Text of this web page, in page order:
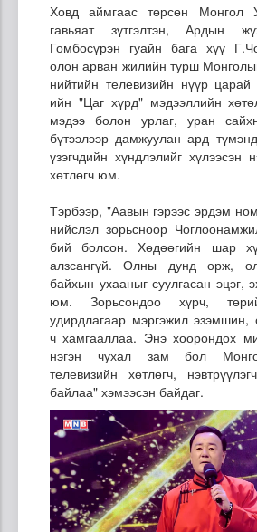
Ховд аймгаас төрсөн Монгол
гавьяат зүтгэлтэн, Ардын
Гомбосүрэн гуайн бага хүү
олон арван жилийн турш
нийтийн телевизийн нүүр
ийн "Цаг хүрд" мэдээллийн
мэдээ болон урлаг, уран
бүтээлээр дамжуулан ард
үзэгчдийн хүндлэлийг хүлээсэн
хөтлөгч юм.
Тэрбээр, "Аавын гэрээс эрдэм
нийслэл зорьсноор
бий болсон.Хөдөөгийн шар
алзсангүй. Олны дунд орж,
байхын ухааныг суулгасан эцэг,
юм. Зорьсондоо хүрч,
удирдлагаар мэргэжил эзэмшин,
ч хамгааллаа. Энэ хоорондох
нэгэн чухал зам бол
телевизийн хөтлөгч,
байлаа" хэмээсэн байдаг.